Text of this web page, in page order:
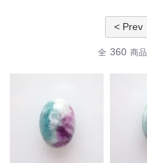
< Prev
全 360 商品